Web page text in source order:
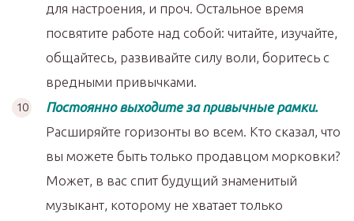
для настроения, и проч. Остальное время
посвятите работе над собой: читайте, изучайте,
общайтесь, развивайте силу воли, боритесь с
вредными привычками.
Постоянно выходите за привычные рамки.
Расширяйте горизонты во всем. Кто сказал, что
вы можете быть только продавцом морковки?
Может, в вас спит будущий знаменитый
музыкант, которому не хватает только